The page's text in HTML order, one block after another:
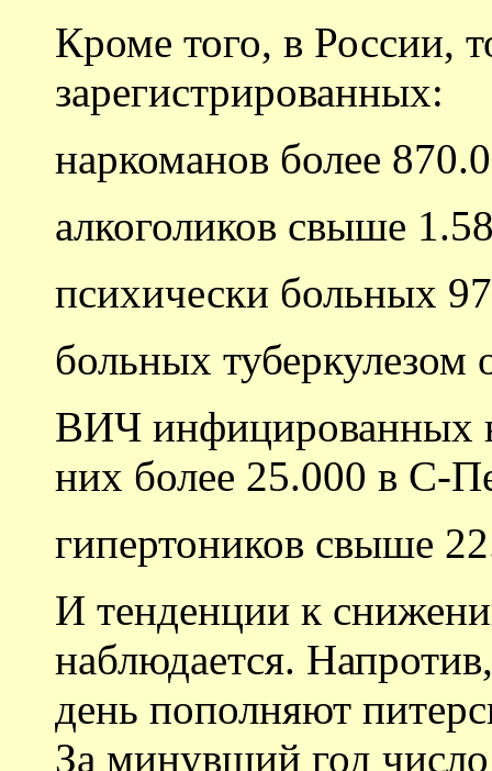
Кроме того, в России,
зарегистрированных:
наркоманов более
алкоголиков свыше
психически больных
больных туберкулезом
ВИЧ инфицированных
них более 25.000 в С-
гипертоников свыше
И тенденции к
наблюдается.
день пополняют
За минувший год